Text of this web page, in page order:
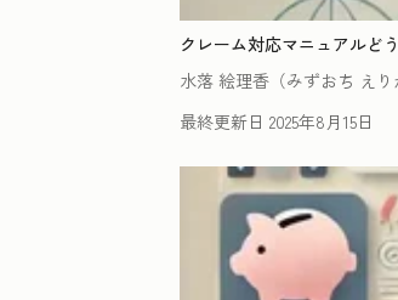
クレーム対応マニュアルど
水落 絵理香（みずおち えり
最終更新日 2025年8月15日